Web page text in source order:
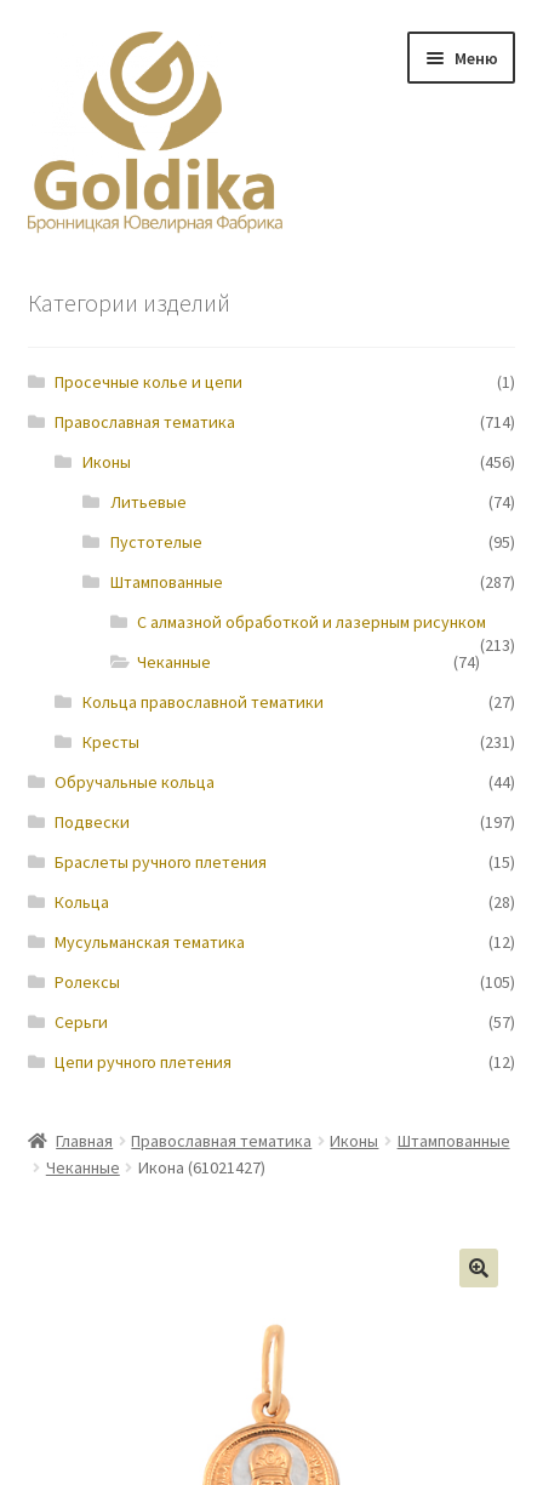
навигации
содержимому
Меню
Прайс-лист
Контакты
Новости
Категории изделий
Просечные колье и цепи
(1)
Православная тематика
(714)
Иконы
(456)
Литьевые
(74)
Пустотелые
(95)
Штампованные
(287)
С алмазной обработкой и лазерным рисунком
(213)
Чеканные
(74)
Кольца православной тематики
(27)
Кресты
(231)
Обручальные кольца
(44)
Подвески
(197)
Браслеты ручного плетения
(15)
Кольца
(28)
Мусульманская тематика
(12)
Ролексы
(105)
Серьги
(57)
Цепи ручного плетения
(12)
Главная Православная тематика Иконы
Штампованные
Чеканные
Икона (61021427)